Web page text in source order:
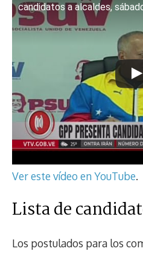
candidatos a alcaldes,
Ver este vídeo en YouTube.
Lista de
Los postulados para los